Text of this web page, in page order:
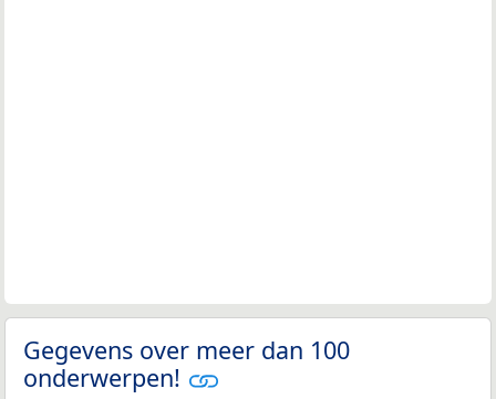
Gegevens over meer dan 100
onderwerpen!